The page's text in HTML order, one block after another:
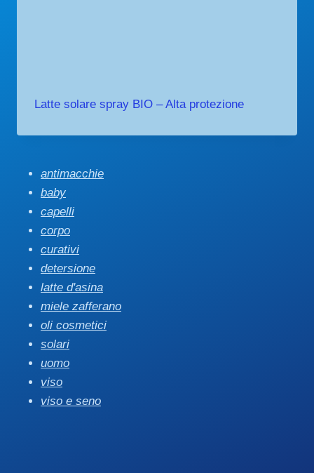
Latte solare spray BIO – Alta protezione
antimacchie
baby
capelli
corpo
curativi
detersione
latte d'asina
miele zafferano
oli cosmetici
solari
uomo
viso
viso e seno